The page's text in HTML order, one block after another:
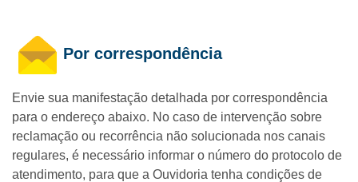
Por correspondência
Envie sua manifestação detalhada por correspondência
para o endereço abaixo. No caso de intervenção sobre
reclamação ou recorrência não solucionada nos canais
regulares, é necessário informar o número do protocolo de
atendimento, para que a Ouvidoria tenha condições de